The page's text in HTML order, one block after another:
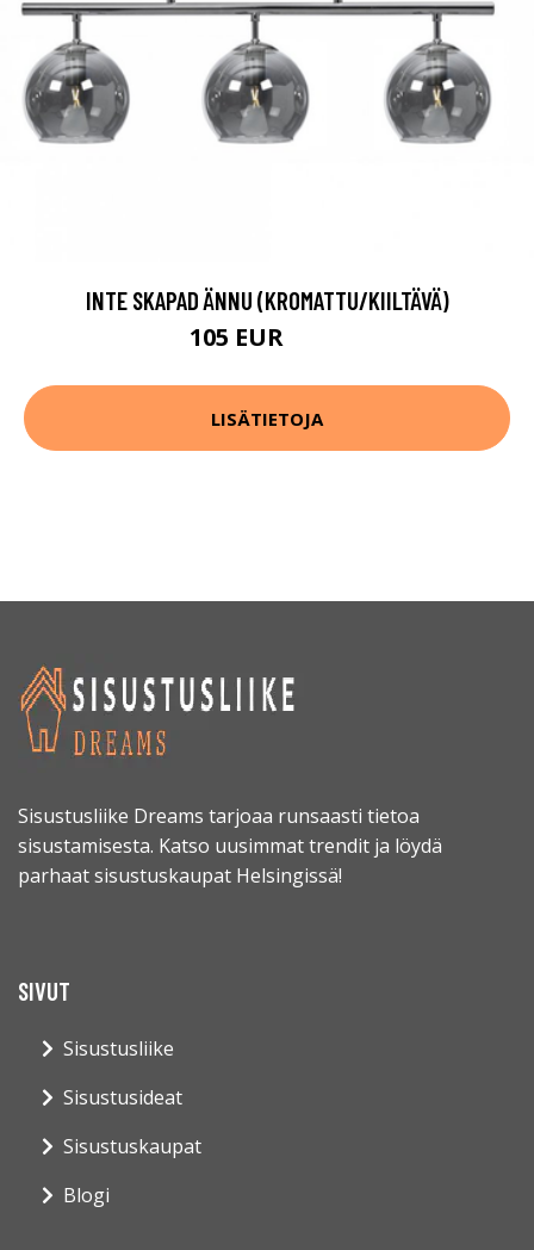
INTE SKAPAD ÄNNU (KROMATTU/KIILTÄVÄ)
105 EUR
LISÄTIETOJA
Sisustusliike Dreams tarjoaa runsaasti tietoa
sisustamisesta. Katso uusimmat trendit ja löydä
parhaat sisustuskaupat Helsingissä!
SIVUT
Sisustusliike
Sisustusideat
Sisustuskaupat
Blogi